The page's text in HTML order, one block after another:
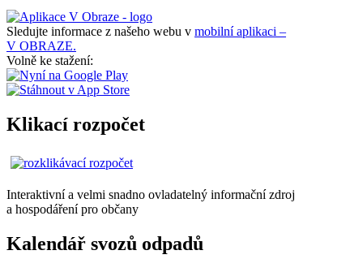
Sledujte informace z našeho webu v mobilní aplikaci –
V OBRAZE.
Volně ke stažení:
Klikací rozpočet
Interaktivní a velmi snadno ovladatelný informační zdroj
a hospodáření pro občany
Kalendář svozů odpadů